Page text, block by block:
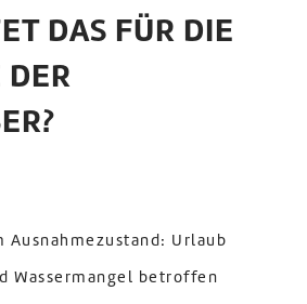
DAS FÜR DIE
DER
Ausnahmezustand: Urlaub
Wassermangel betroffen